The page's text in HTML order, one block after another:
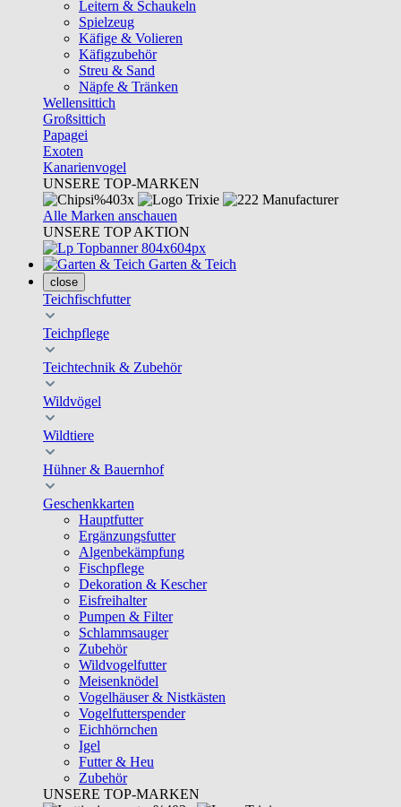
Leitern & Schaukeln
Spielzeug
Käfige & Volieren
Käfigzubehör
Streu & Sand
Näpfe & Tränken
Wellensittich
Großsittich
Papagei
Exoten
Kanarienvogel
UNSERE TOP-MARKEN
Alle Marken anschauen
UNSERE TOP AKTION
Garten & Teich
close
Teichfischfutter
Teichpflege
Teichtechnik & Zubehör
Wildvögel
Wildtiere
Hühner & Bauernhof
Geschenkkarten
Hauptfutter
Ergänzungsfutter
Algenbekämpfung
Fischpflege
Dekoration & Kescher
Eisfreihalter
Pumpen & Filter
Schlammsauger
Zubehör
Wildvogelfutter
Meisenknödel
Vogelhäuser & Nistkästen
Vogelfutterspender
Eichhörnchen
Igel
Futter & Heu
Zubehör
UNSERE TOP-MARKEN